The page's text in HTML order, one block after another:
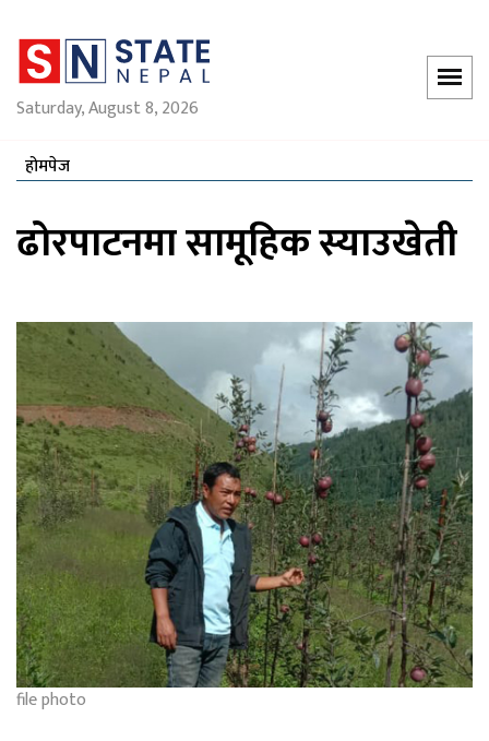
Saturday, August 8, 2026
होमपेज
ढोरपाटनमा सामूहिक स्याउखेती
file photo